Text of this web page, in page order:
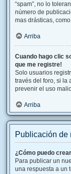
“spam”, no lo
número de
mas drásticas,
Arriba
Cuando hago clic
que me registre!
Solo usuarios
través del foro, si la
prevenir el uso
Arriba
Publicación de
¿Cómo puedo
Para publicar un
una respuesta a un